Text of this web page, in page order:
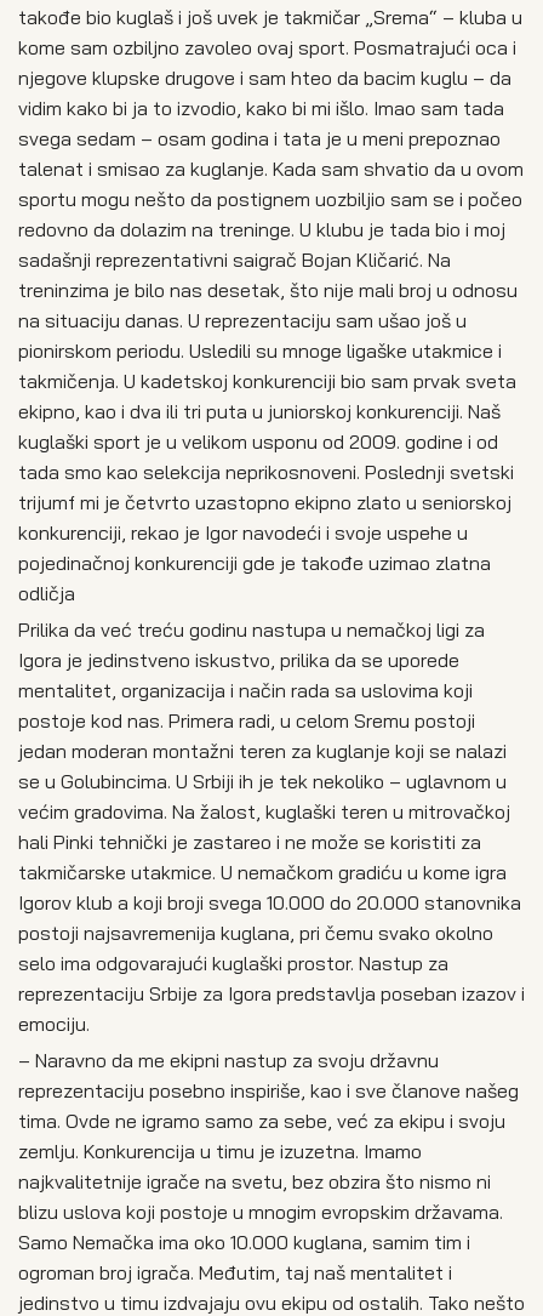
takođe bio kuglaš i još uvek je takmičar „Srema“ – kluba u
kome sam ozbiljno zavoleo ovaj sport. Posmatrajući oca i
njegove klupske drugove i sam hteo da bacim kuglu – da
vidim kako bi ja to izvodio, kako bi mi išlo. Imao sam tada
svega sedam – osam godina i tata je u meni prepoznao
talenat i smisao za kuglanje. Kada sam shvatio da u ovom
sportu mogu nešto da postignem uozbiljio sam se i počeo
redovno da dolazim na treninge. U klubu je tada bio i moj
sadašnji reprezentativni saigrač Bojan Kličarić. Na
treninzima je bilo nas desetak, što nije mali broj u odnosu
na situaciju danas. U reprezentaciju sam ušao još u
pionirskom periodu. Usledili su mnoge ligaške utakmice i
takmičenja. U kadetskoj konkurenciji bio sam prvak sveta
ekipno, kao i dva ili tri puta u juniorskoj konkurenciji. Naš
kuglaški sport je u velikom usponu od 2009. godine i od
tada smo kao selekcija neprikosnoveni. Poslednji svetski
trijumf mi je četvrto uzastopno ekipno zlato u seniorskoj
konkurenciji, rekao je Igor navodeći i svoje uspehe u
pojedinačnoj konkurenciji gde je takođe uzimao zlatna
odličja
Prilika da već treću godinu nastupa u nemačkoj ligi za
Igora je jedinstveno iskustvo, prilika da se uporede
mentalitet, organizacija i način rada sa uslovima koji
postoje kod nas. Primera radi, u celom Sremu postoji
jedan moderan montažni teren za kuglanje koji se nalazi
se u Golubincima. U Srbiji ih je tek nekoliko – uglavnom u
većim gradovima. Na žalost, kuglaški teren u mitrovačkoj
hali Pinki tehnički je zastareo i ne može se koristiti za
takmičarske utakmice. U nemačkom gradiću u kome igra
Igorov klub a koji broji svega 10.000 do 20.000 stanovnika
postoji najsavremenija kuglana, pri čemu svako okolno
selo ima odgovarajući kuglaški prostor. Nastup za
reprezentaciju Srbije za Igora predstavlja poseban izazov i
emociju.
– Naravno da me ekipni nastup za svoju državnu
reprezentaciju posebno inspiriše, kao i sve članove našeg
tima. Ovde ne igramo samo za sebe, već za ekipu i svoju
zemlju. Konkurencija u timu je izuzetna. Imamo
najkvalitetnije igrače na svetu, bez obzira što nismo ni
blizu uslova koji postoje u mnogim evropskim državama.
Samo Nemačka ima oko 10.000 kuglana, samim tim i
ogroman broj igrača. Međutim, taj naš mentalitet i
jedinstvo u timu izdvajaju ovu ekipu od ostalih. Tako nešto